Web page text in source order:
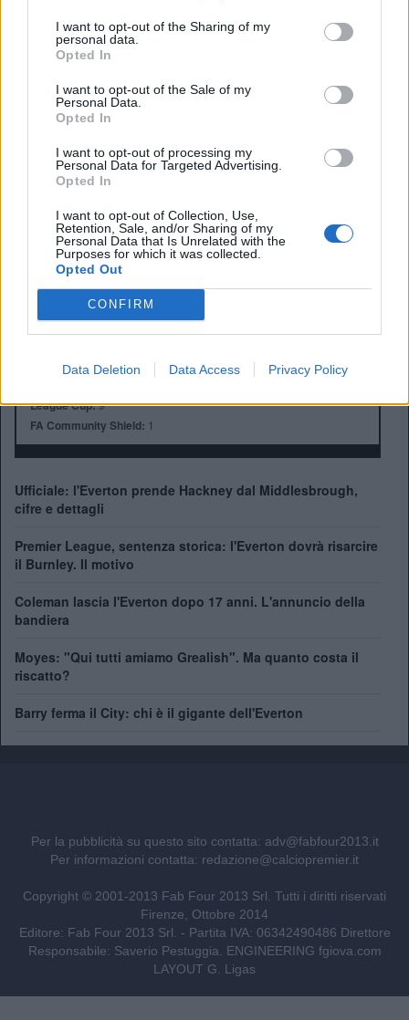
I want to opt-out of the Sharing of my
personal data.
Opted In
I want to opt-out of the Sale of my
Personal Data.
Opted In
I want to opt-out of processing my
Personal Data for Targeted Advertising.
Opted In
I want to opt-out of Collection, Use,
Retention, Sale, and/or Sharing of my
Personal Data that Is Unrelated with the
Purposes for which it was collected.
Opted Out
CONFIRM
Data Deletion Data Access Privacy Policy
Anno di Fondazione:1878 come Domingo's FC
Stadio:Goodison Park
Città:Liverpool
Presidente:Dan Friedkin
Manager:
Premier League:9
League Cup:9
FA Community Shield: 1
Ufficiale: l'Everton prende Hackney dal Middlesbrough,
cifre e dettagli
Premier League, sentenza storica: l'Everton dovrà risarcire
il Burnley. Il motivo
Coleman lascia l'Everton dopo 17 anni. L'annuncio della
bandiera
Moyes: "Qui tutti amiamo Grealish". Ma quanto costa il
riscatto?
Barry ferma il City: chi è il gigante dell'Everton
Per la pubblicità su questo sito contatta: adv@fabfour2013.it
Per informazioni contatta: redazione@calciopremier.it
Copyright © 2001-2013 Fab Four 2013 Srl. Tutti i diritti riservati
Firenze, Ottobre 2014
Editore: Fab Four 2013 Srl. - Partita IVA: 06342490486 Direttore
Responsabile: Saverio Pestuggia. ENGINEERING fgiova.com
LAYOUT G. Ligas